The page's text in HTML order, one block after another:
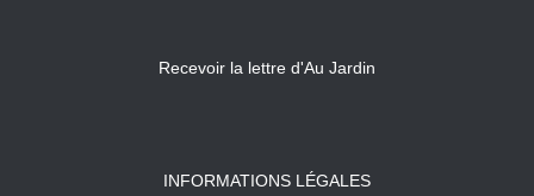
Recevoir la lettre d'Au Jardin
INFORMATIONS LÉGALES